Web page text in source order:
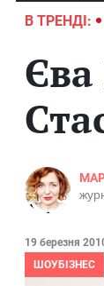
В ТРЕНДІ:
Україні 2022
19 березня
ШОУБІЗНЕС